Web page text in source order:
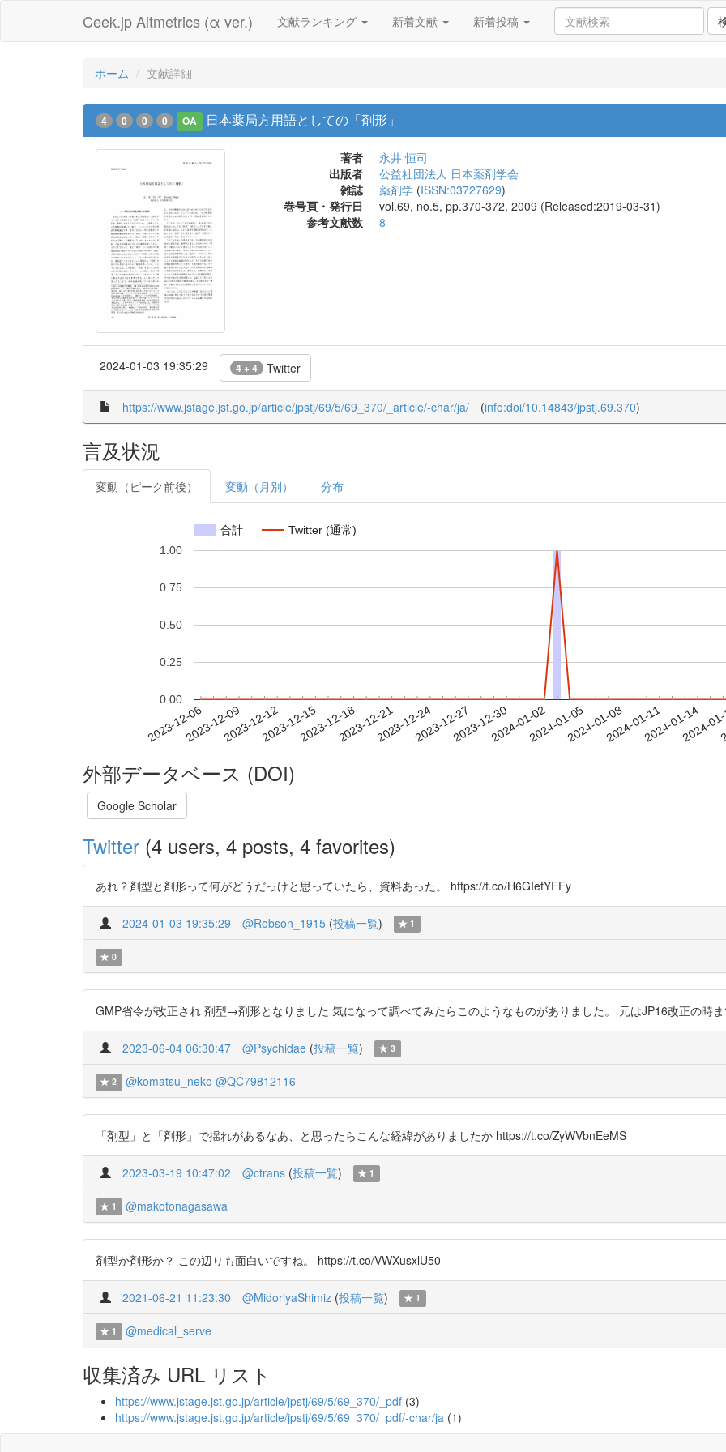
Ceek.jp Altmetrics (α ver.) 文献ランキング 新着文献 新着投稿
ホーム 文献詳細
4 0 0 0 OA 日本薬局方用語としての「剤形」
著者
永井 恒司
出版者
公益社団法人 日本薬剤学会
雑誌
薬剤学 (ISSN:03727629)
巻号頁・発行日
vol.69, no.5, pp.370-372, 2009 (Released:2019-03-31)
参考文献数
8
2024-01-03 19:35:29 4 + 4 Twitter
https://www.jstage.jst.go.jp/article/jpstj/69/5/69_370/_article/-char/ja/ (info:doi/10.14843/jpstj.69.370)
言及状況
変動（ピーク前後） 変動（月別） 分布
合計 Twitter (通常)
2023-12-062023-12-092023-12-122023-12-152023-12-182023-12-212023-12-242023-12-272023-12-302024-01-022024-01-052024-01-082024-01-112024-01-14
2024-
0.00
0.25
0.50
0.75
1.00
外部データベース (DOI)
Google Scholar
Twitter (4 users, 4 posts, 4 favorites)
あれ？剤型と剤形って何がどうだっけと思っていたら、資料あった。 https://t.co/H6GIefYFFy
2024-01-03 19:35:29 @Robson_1915 (投稿一覧) 1
0
GMP省令が改正され 剤型→剤形となりました 気になって調べてみたらこのようなものがありました。 元はJP16改正の時
2023-06-04 06:30:47 @Psychidae (投稿一覧) 3
2 @komatsu_neko @QC79812116
「剤型」と「剤形」で揺れがあるなあ、と思ったらこんな経緯がありましたか https://t.co/ZyWVbnEeMS
2023-03-19 10:47:02 @ctrans (投稿一覧) 1
1 @makotonagasawa
剤型か剤形か？ この辺りも面白いですね。 https://t.co/VWXusxlU50
2021-06-21 11:23:30 @MidoriyaShimiz (投稿一覧) 1
1 @medical_serve
収集済み URL リスト
https://www.jstage.jst.go.jp/article/jpstj/69/5/69_370/_pdf (3)
https://www.jstage.jst.go.jp/article/jpstj/69/5/69_370/_pdf/-char/ja (1)